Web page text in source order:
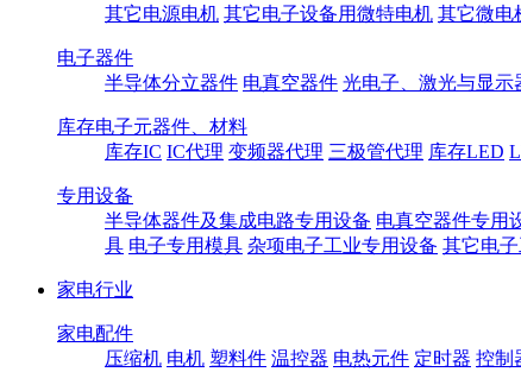
其它电源电机 其它电子设备用微特电机 其它微电
电子器件
半导体分立器件 电真空器件 光电子、激光与显示
库存电子元器件、材料
库存IC IC代理 变频器代理 三极管代理 库存LED
专用设备
半导体器件及集成电路专用设备 电真空器件专用
具 电子专用模具 杂项电子工业专用设备 其它电
家电行业
家电配件
压缩机 电机 塑料件 温控器 电热元件 定时器 控制